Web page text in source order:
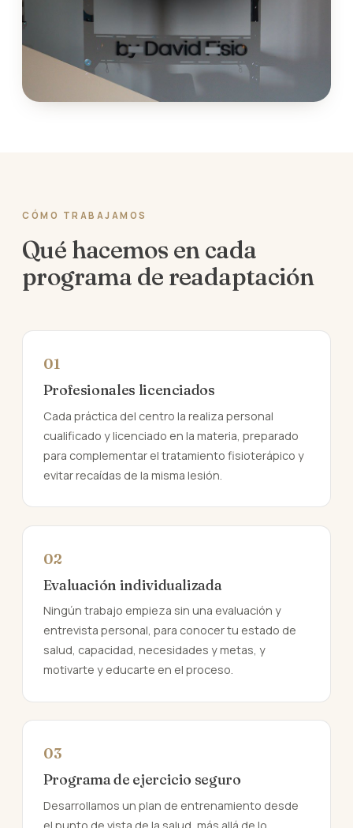
CÓMO TRABAJAMOS
Qué hacemos en cada
programa de readaptación
01
Profesionales licenciados
Cada práctica del centro la realiza personal
cualificado y licenciado en la materia, preparado
para complementar el tratamiento fisioterápico y
evitar recaídas de la misma lesión.
02
Evaluación individualizada
Ningún trabajo empieza sin una evaluación y
entrevista personal, para conocer tu estado de
salud, capacidad, necesidades y metas, y
motivarte y educarte en el proceso.
03
Programa de ejercicio seguro
Desarrollamos un plan de entrenamiento desde
el punto de vista de la salud, más allá de lo